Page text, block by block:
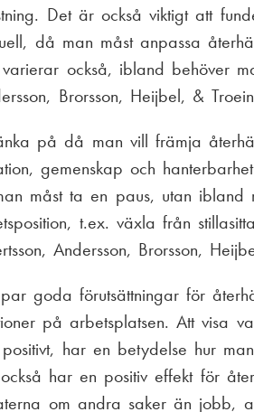
Det är också viktigt att
då man måst anpassa
varierar också, ibland behöver
Brorsson, Heijbel, &
på då man vill främja
gemenskap och
måst ta en paus, utan ibland
t.ex. växla från
Andersson, Brorsson,
goda förutsättningar för
på arbetsplatsen. Att visa
har en betydelse hur
har en positiv effekt för
om andra saker än jobb,